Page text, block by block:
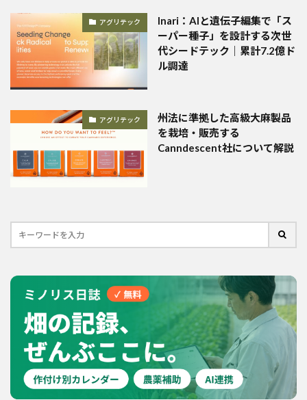
アグリテック
Inari：AIと遺伝子編集で「ス
ーパー種子」を設計する次世
代シードテック｜累計7.2億ド
ル調達
アグリテック
州法に準拠した高級大麻製品
を栽培・販売する
Canndescent社について解説